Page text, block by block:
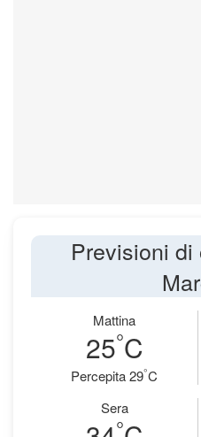
Previsioni
Mattina
25°C
Percepita 29°C
Sera
°